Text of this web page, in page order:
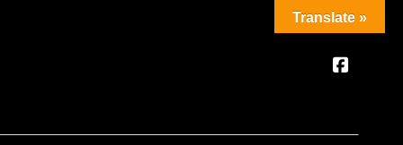
Translate »